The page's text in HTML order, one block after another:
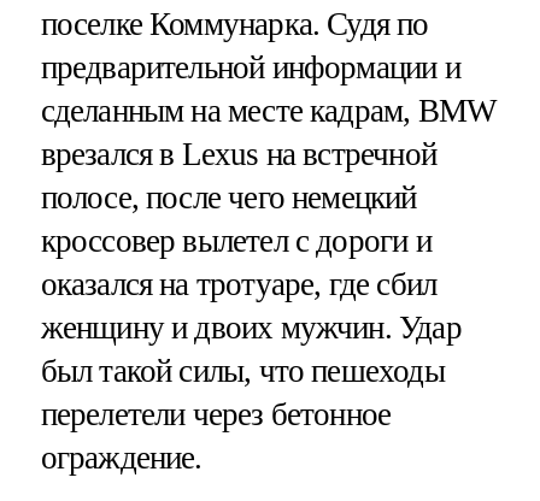
поселке Коммунарка. Судя по
предварительной информации и
сделанным на месте кадрам, BMW
врезался в Lexus на встречной
полосе, после чего немецкий
кроссовер вылетел с дороги и
оказался на тротуаре, где сбил
женщину и двоих мужчин. Удар
был такой силы, что пешеходы
перелетели через бетонное
ограждение.